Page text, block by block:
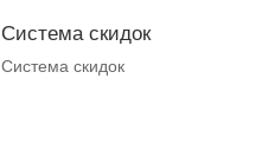
Система скидок
Система скидок